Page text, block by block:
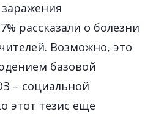
рассказали о болезни
Возможно, это
базовой
– социальной
этот тезис еще